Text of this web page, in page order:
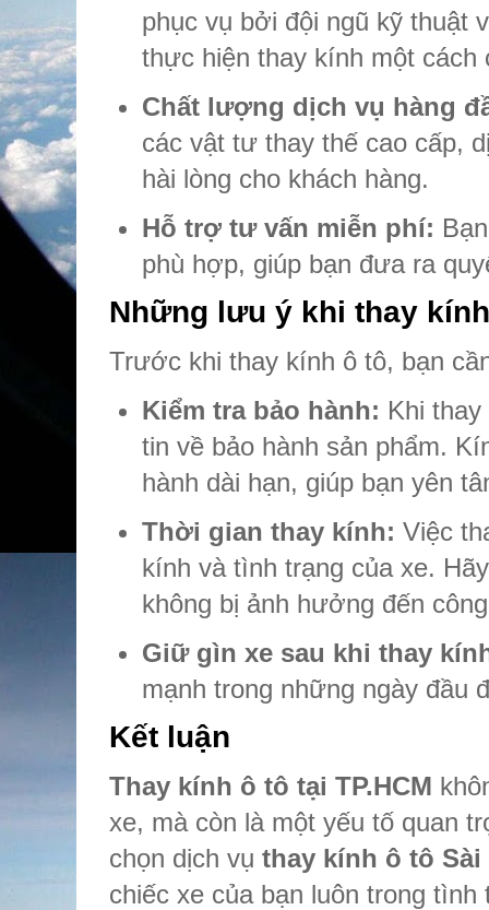
phục vụ bởi đội ngũ kỹ thuật
thực hiện thay kính một cách
Chất lượng dịch vụ hàng
các vật tư thay thế cao cấp,
hài lòng cho khách hàng.
Hỗ trợ tư vấn miễn phí:
phù hợp, giúp bạn đưa ra
Những lưu ý khi thay
Trước khi thay kính ô tô, bạn
Kiểm tra bảo hành: Khi
tin về bảo hành sản phẩm.
hành dài hạn, giúp bạn yên
Thời gian thay kính: Việc
kính và tình trạng của xe.
không bị ảnh hưởng đến
Giữ gìn xe sau khi thay
mạnh trong những ngày đầu
Kết luận
Thay kính ô tô tại TP.HCM
xe, mà còn là một yếu tố quan
chọn dịch vụ thay kính ô tô Sài
chiếc xe của bạn luôn trong tình